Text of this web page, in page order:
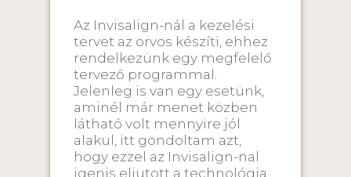
Az Invisalign-nál a kezelési
tervet az orvos készíti, ehhez
rendelkezünk egy megfelelő
tervező programmal.
Jelenleg is van egy esetünk,
aminél már menet közben
látható volt mennyire jól
alakul, itt gondoltam azt,
hogy ezzel az Invisalign-nal
igenis eljutott a technológia